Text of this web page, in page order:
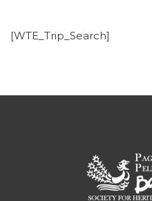
[WTE_Trip_Search]